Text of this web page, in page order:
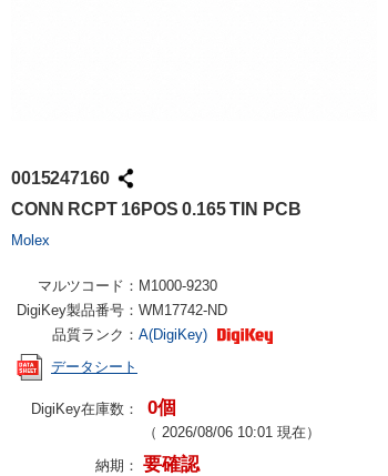
0015247160
CONN RCPT 16POS 0.165 TIN PCB
Molex
マルツコード： M1000-9230
DigiKey製品番号： WM17742-ND
品質ランク： A(DigiKey)
データシート
DigiKey在庫数： 0個
（ 2026/08/06 10:01 現在）
納期： 要確認